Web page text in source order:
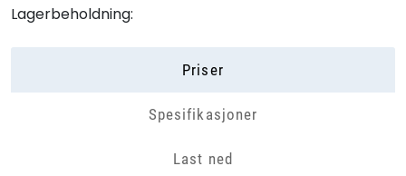
Lagerbeholdning:
Priser
Spesifikasjoner
Last ned